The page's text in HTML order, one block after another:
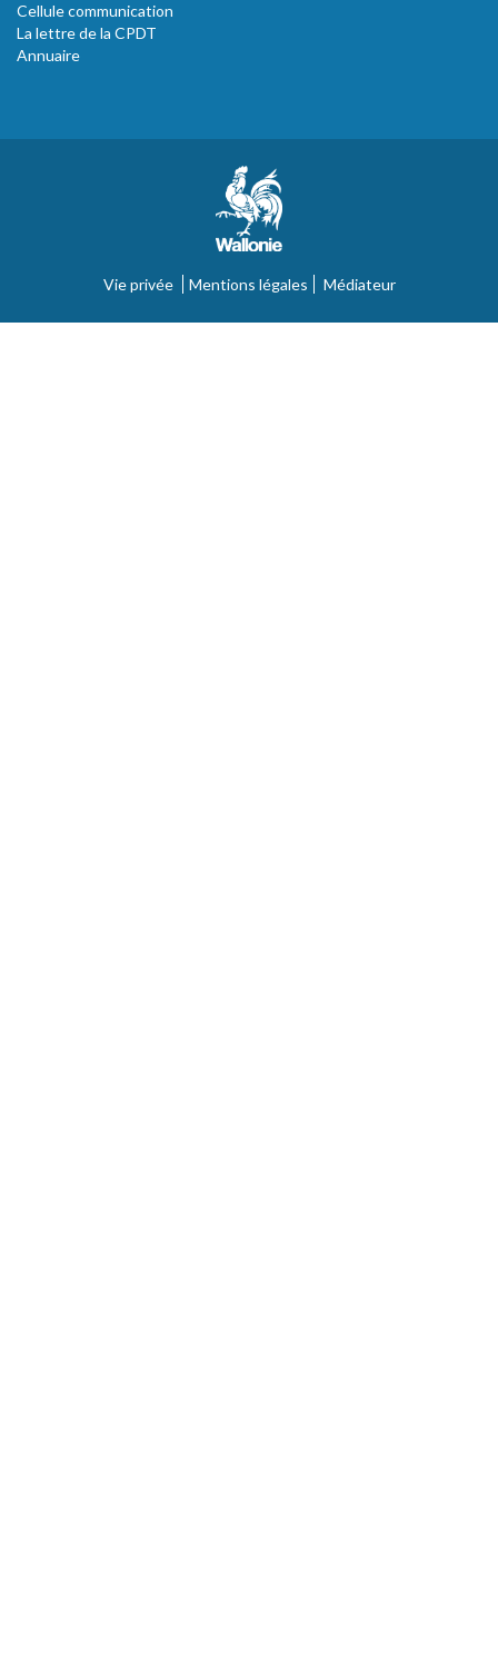
Cellule communication
La lettre de la CPDT
Annuaire
Vie privée Mentions légales Médiateur